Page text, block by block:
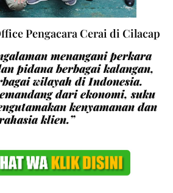
Pengacara Cerai di Cilacap
menangani perkara
pidana berbagai kalangan,
wilayah di Indonesia.
dari ekonomi, suku
kenyamanan dan
klien.”